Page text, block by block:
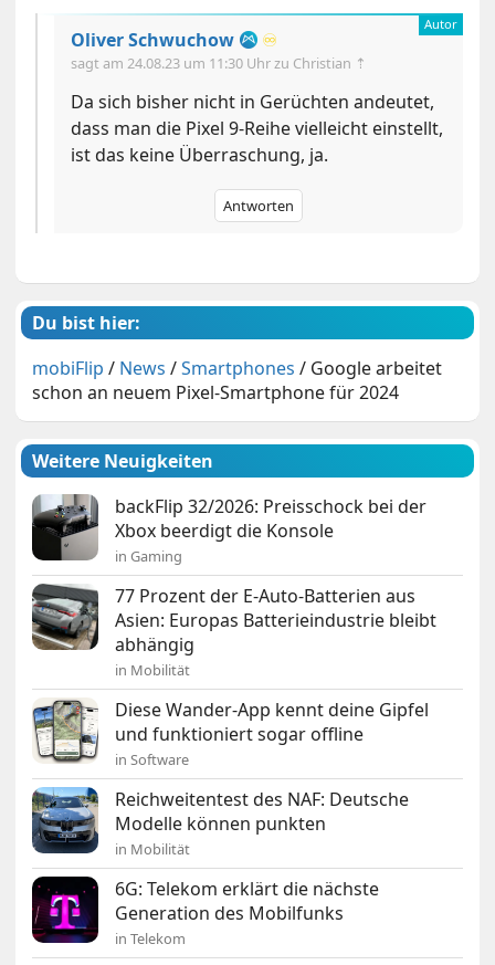
Oliver Schwuchow ♾️
sagt am24.08.23 um 11:30 Uhrzu Christian ⇡
Da sich bisher nicht in Gerüchten andeutet,
dass man die Pixel 9-Reihe vielleicht einstellt,
ist das keine Überraschung, ja.
Antworten
Du bist hier:
mobiFlip / News /Smartphones / Google arbeitet
schon an neuem Pixel-Smartphone für 2024
Weitere Neuigkeiten
backFlip 32/2026: Preisschock bei der
Xbox beerdigt die Konsole
in Gaming
77 Prozent der E-Auto-Batterien aus
Asien: Europas Batterieindustrie bleibt
abhängig
in Mobilität
Diese Wander-App kennt deine Gipfel
und funktioniert sogar offline
in Software
Reichweitentest des NAF: Deutsche
Modelle können punkten
in Mobilität
6G: Telekom erklärt die nächste
Generation des Mobilfunks
in Telekom